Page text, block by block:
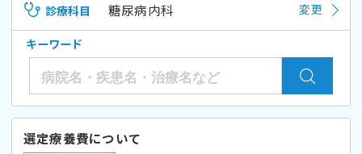
診療科目 糖尿病内科 変更
キーワード
選定療養費について